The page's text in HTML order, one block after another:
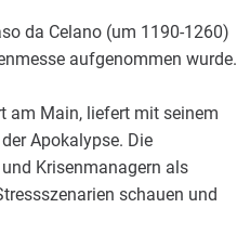
da Celano (um 1190-1260)
aufgenommen wurde.
am Main, liefert mit seinem
Apokalypse. Die
und Krisenmanagern als
schauen und